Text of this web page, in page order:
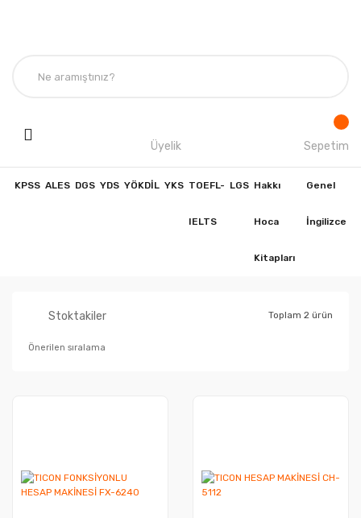
Üyelik Sepetim
KPSS ALES DGS YDS YÖKDİL YKS TOEFL-
IELTS
LGS Hakkı
Hoca
Kitapları
Genel
İngilizce
Stoktakiler Toplam 2 ürün